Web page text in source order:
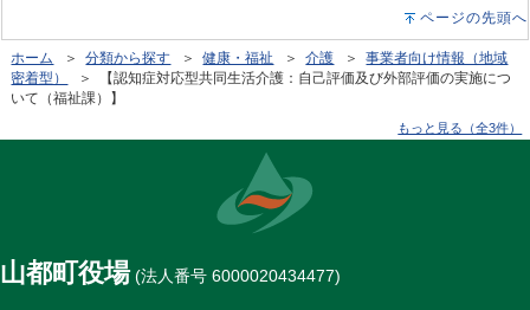
ページの先頭へ
ホーム ＞分類から探す ＞健康・福祉 ＞介護 ＞事業者向け情報（地域
密着型）
＞ 【認知症対応型共同生活介護：自己評価及び外部評価の実施につ
いて（福祉課）】
もっと見る（全3件）
山都町役場(法人番号 6000020434477)